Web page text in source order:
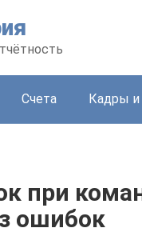
Счета Кадры и
при
ошибок